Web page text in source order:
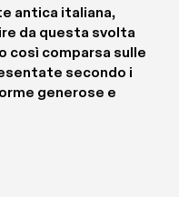
antica italiana,
da questa svolta
così comparsa sulle
secondo i
generose e